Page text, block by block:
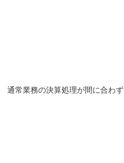
通常業務の決算処理が間に合わず